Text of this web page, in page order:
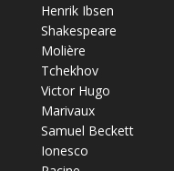
Henrik Ibsen
Shakespeare
Molière
Tchekhov
Victor Hugo
Marivaux
Samuel Beckett
Ionesco